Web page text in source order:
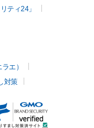
ティ24」
エ）
対策